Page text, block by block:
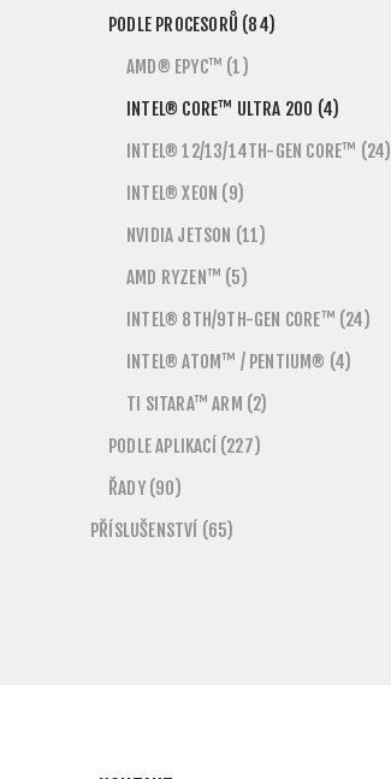
PODLE PROCESORŮ (84)
AMD® EPYC™ (1)
INTEL® CORE™ ULTRA 200 (4)
INTEL® 12/13/14TH-GEN CORE™ (24)
INTEL® XEON (9)
NVIDIA JETSON (11)
AMD RYZEN™ (5)
INTEL® 8TH/9TH-GEN CORE™ (24)
INTEL® ATOM™ / PENTIUM® (4)
TI SITARA™ ARM (2)
PODLE APLIKACÍ (227)
ŘADY (90)
PŘÍSLUŠENSTVÍ (65)